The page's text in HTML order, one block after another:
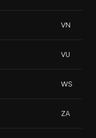
VN
VU
WS
ZA